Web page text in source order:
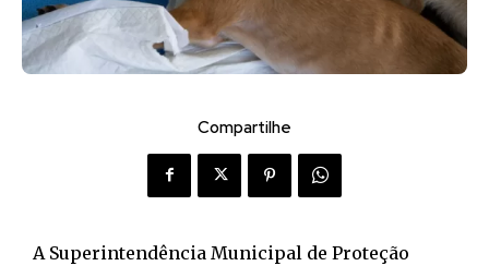
Compartilhe
A Superintendência Municipal de Proteção